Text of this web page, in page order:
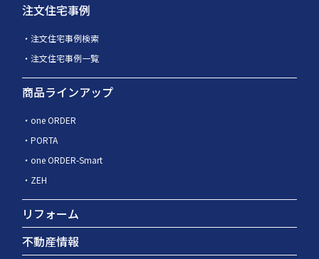
注文住宅事例
注文住宅事例検索
注文住宅事例一覧
商品ラインアップ
one ORDER
PORTA
one ORDER-Smart
ZEH
リフォーム
不動産情報